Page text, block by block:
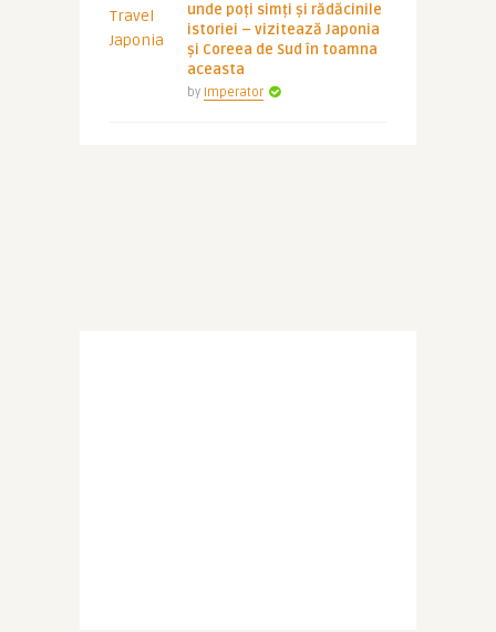
unde poți simți și rădăcinile
istoriei – vizitează Japonia
și Coreea de Sud în toamna
aceasta
by Imperator